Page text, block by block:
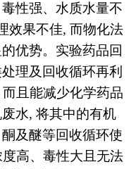
性强、水质水量不
效果不佳, 而物化法
优势。实验药品回
理及回收循环再利
且能减少化学药品
水, 将其中的有机
及醚等回收循环使
高、毒性大且无法